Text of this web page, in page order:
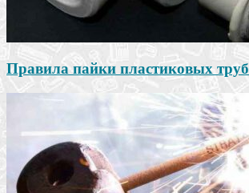
Правила пайки пластиковых труб